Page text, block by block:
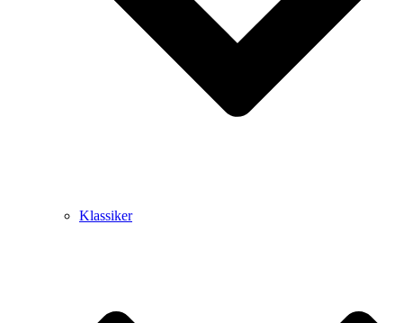
Klassiker